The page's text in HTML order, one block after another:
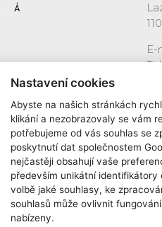
E-
Nastavení cookies
Abyste na našich stránkách
klikání a nezobrazovaly se vám
potřebujeme od vás souhlas se
poskytnutí dat společnostem
nejčastěji obsahují vaše
především unikátní
volbě jaké souhlasy, ke
souhlasů může ovlivnit
nabízeny.